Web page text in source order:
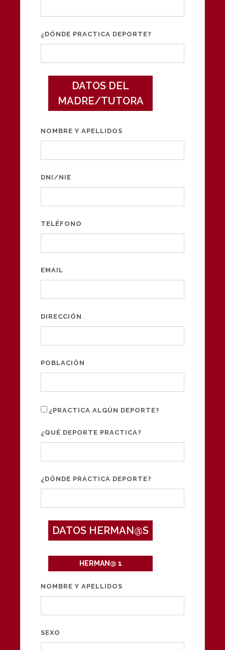
¿DÓNDE PRACTICA DEPORTE?
DATOS DEL
MADRE/TUTORA
NOMBRE Y APELLIDOS
DNI/NIE
TELÉFONO
EMAIL
DIRECCIÓN
POBLACIÓN
¿PRACTICA ALGÚN DEPORTE?
¿QUÉ DEPORTE PRACTICA?
¿DÓNDE PRACTICA DEPORTE?
DATOS HERMAN@S
HERMAN@ 1
NOMBRE Y APELLIDOS
SEXO